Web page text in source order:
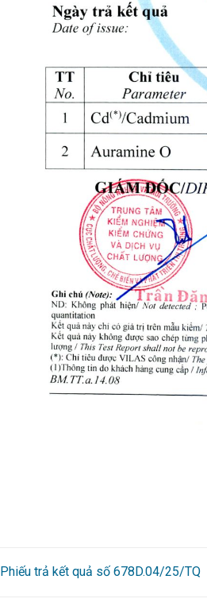
Phiếu trả kết quả số 678D.04/25/TQ